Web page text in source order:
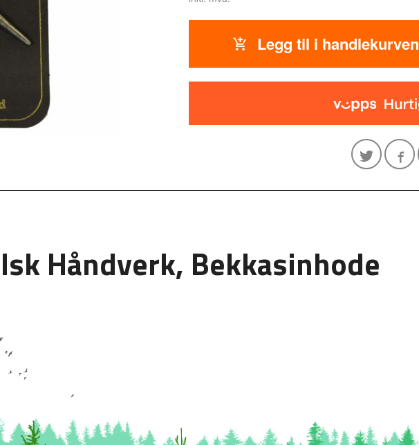
Legg til i handlekurven
Håndverk, Bekkasinhode